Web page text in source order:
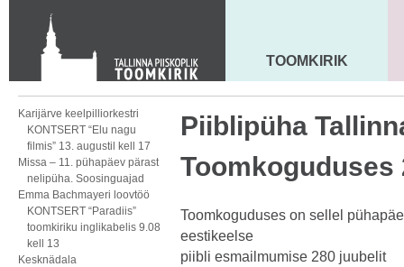
KONTAKT
Toom-Kooli 6, 10130 TALLINN
tallinna.toom@eelk.ee
MAARJA KIRIK
TOOMKIRIK
Karijärve keelpilliorkestri
KONTSERT “Elu nagu
filmis” 13. augustil kell 17
Missa – 11. pühapäev pärast
nelipüha. Soosinguajad
Emma Bachmayeri loovtöö
KONTSERT “Paradiis”
toomkiriku inglikabelis 9.08
kell 13
Kesknädala
Piiblipüha
Toomkoguduses
Toomkoguduses on sellel
eestikeelse
piibli esmailmumise 280 juubelit